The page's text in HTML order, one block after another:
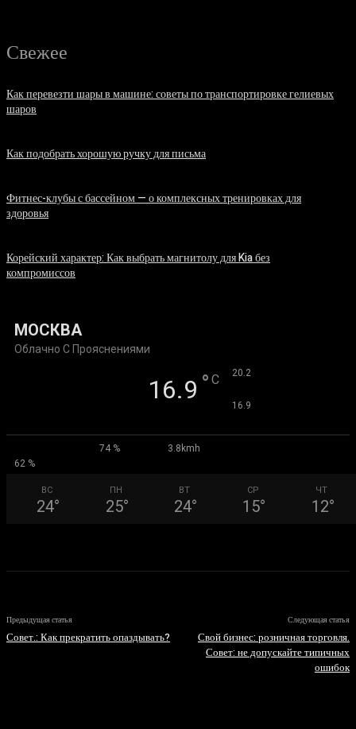
Свежее
Как перевезти шары в машине: советы по транспортировке гелиевых
шаров
Как подобрать хорошую ручку для письма
Фитнес-клубы с бассейном — о комплексных тренировках для
здоровья
Корейский характер: Как выбрать магнитолу для Kia без
компромиссов
МОСКВА
Облачно С Прояснениями
16.9 ° C 20.2
16.9
74 %
3.8kmh
62 %
ВС
24°
ПН
25°
ВТ
24°
СР
15°
ЧТ
12°
Предыдущая статья
Совет.: Как прекратить опаздывать?
Следующая статья
Свой бизнес: розничная торговля.
Совет: не допускайте типичных
ошибок